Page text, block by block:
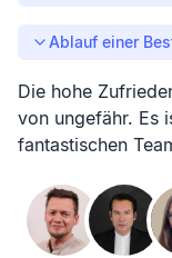
Ablauf einer
Die hohe
von ungefähr. Es
fantastischen